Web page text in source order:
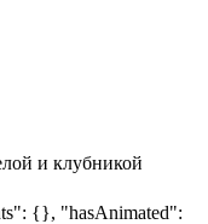
и клубникой
{}, "hasAnimated":